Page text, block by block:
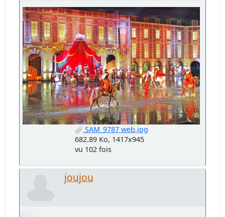
SAM_9787 web.jpg
682.89 Ko, 1417x945
vu 102 fois
joujou